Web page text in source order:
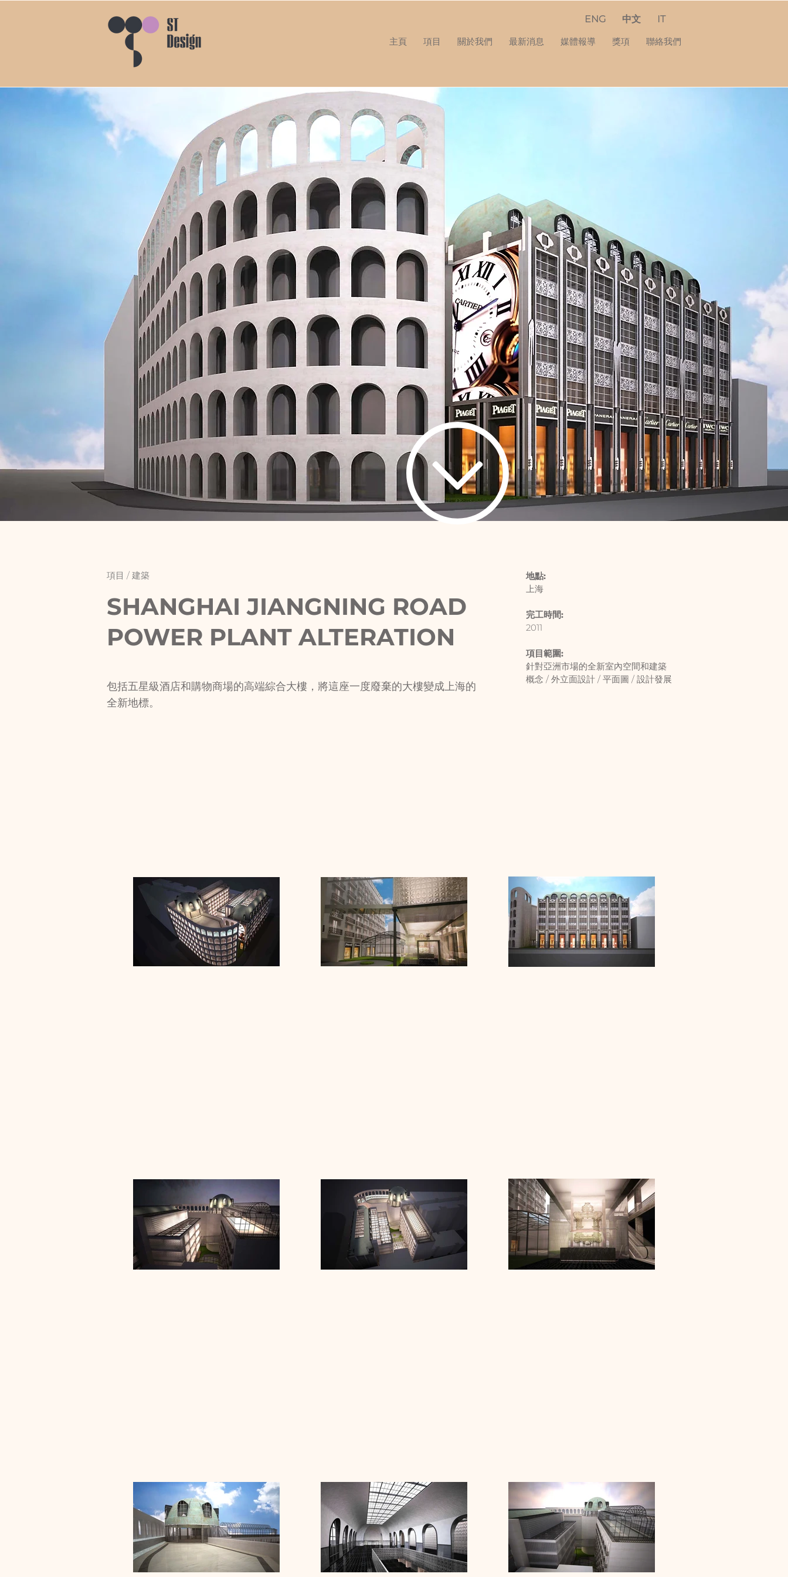
主頁 項目 關於我們 最新消息 媒體報導 獎項 聯絡我們
項目 / 建築
SHANGHAI JIANGNING ROAD
POWER PLANT ALTERATION
包括五星級酒店和購物商場的高端綜合大樓，將這座一度廢棄的大樓變成上海的
全新地標。
地點:
上海
完工時間:
2011
項目範圍:
針對亞洲市場的全新室內空間和建築
概念 / 外立面設計 / 平面圖 / 設計發展
ENG 中文 IT